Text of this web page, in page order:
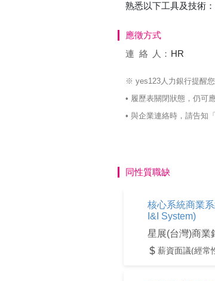
熟悉以下工具及技術
應徵方式
連絡
人： HR
※ yes123人力銀行提醒您
• 履歷表關閉狀態，仍可
• 與企業連絡時，請告知
同性質職缺
核心系統商業
I&I System)
星展(台灣)商業
薪資面議(經常